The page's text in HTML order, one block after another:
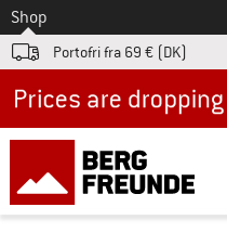
Til
Shop
Portofri fra 69 € (DK)